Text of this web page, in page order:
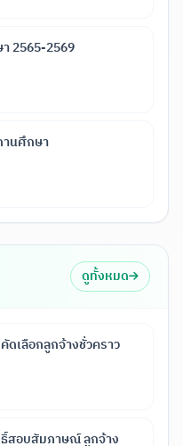
2565-2569
านศึกษา
ดูทั้งหมด
เลือกลูกจ้างชั่วคราว
สอบสัมภาษณ์ ลูกจ้าง